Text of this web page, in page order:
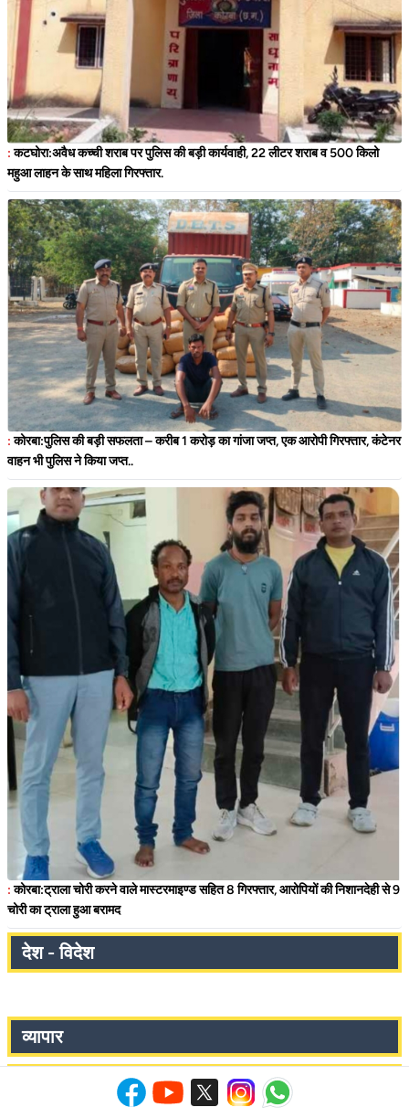
:कटघोरा:अवैध कच्ची शराब पर पुलिस की बड़ी कार्यवाही, 22 लीटर शराब व 500 किलो
महुआ लाहन के साथ महिला गिरफ्तार.
:कोरबा:पुलिस की बड़ी सफलता – करीब 1 करोड़ का गांजा जप्त, एक आरोपी गिरफ्तार, कंटेनर
वाहन भी पुलिस ने किया जप्त..
:कोरबा:ट्राला चोरी करने वाले मास्टरमाइण्ड सहित 8 गिरफ्तार, आरोपियों की निशानदेही से 9
चोरी का ट्राला हुआ बरामद
देश - विदेश
व्यापार